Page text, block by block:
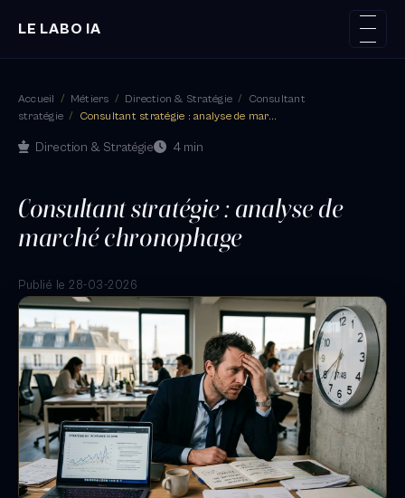
LE LABO IA
Accueil / Métiers / Direction & Stratégie /
Consultant
stratégie / Consultant stratégie : analyse de mar...
Direction & Stratégie 4 min
Consultant stratégie : analyse de
marché chronophage
Publié le 28-03-2026